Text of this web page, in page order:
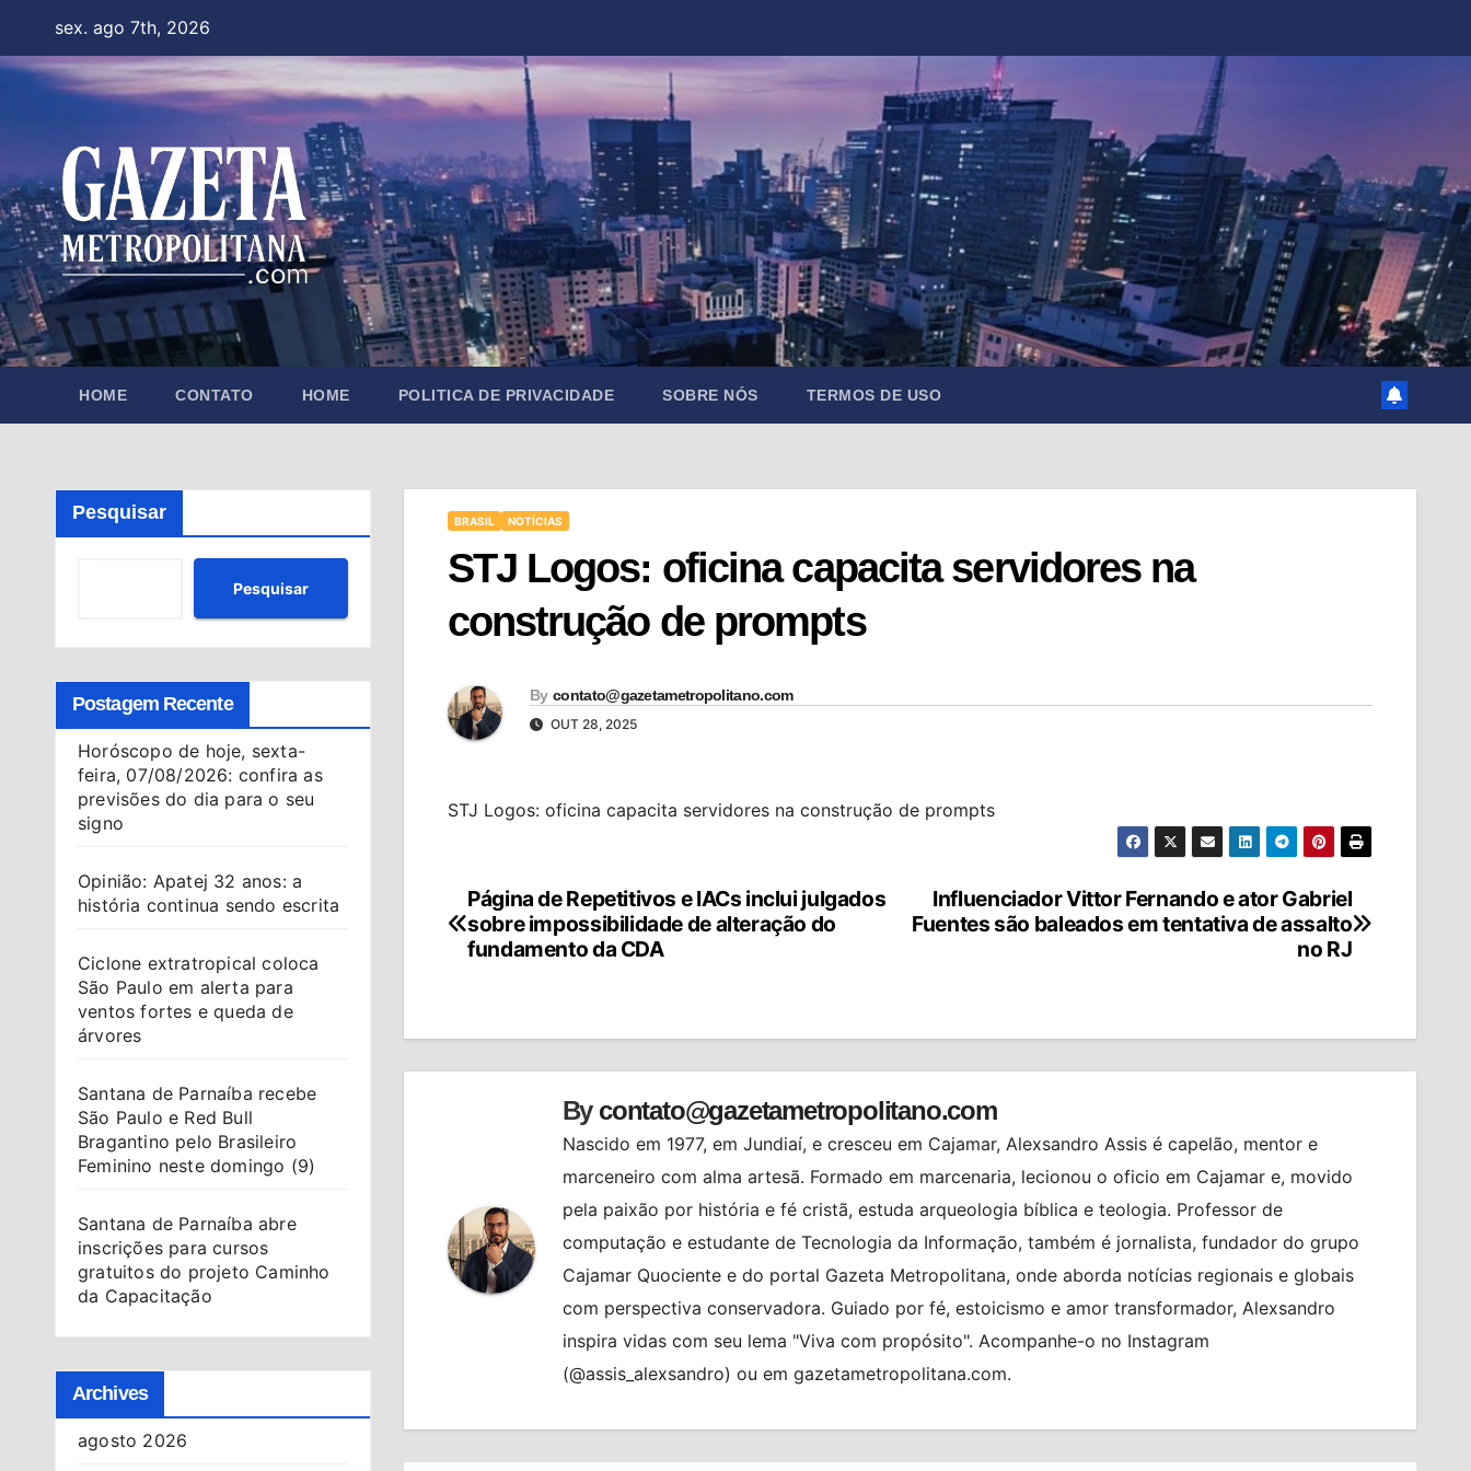
content
sex. ago 7th, 2026
HOME CONTATO HOME POLITICA DE PRIVACIDADE SOBRE NÓS TERMOS DE USO
Pesquisar
Pesquisar
Postagem Recente
Horóscopo de hoje, sexta-
feira, 07/08/2026: confira as
previsões do dia para o seu
signo
Opinião: Apatej 32 anos: a
história continua sendo escrita
Ciclone extratropical coloca
São Paulo em alerta para
ventos fortes e queda de
árvores
Santana de Parnaíba recebe
São Paulo e Red Bull
Bragantino pelo Brasileiro
Feminino neste domingo (9)
Santana de Parnaíba abre
inscrições para cursos
gratuitos do projeto Caminho
da Capacitação
Archives
agosto 2026
BRASIL NOTÍCIAS
STJ Logos: oficina capacita servidores na
construção de prompts
By contato@gazetametropolitano.com
OUT 28, 2025
STJ Logos: oficina capacita servidores na construção de prompts
Navegação
de
Influenciador Vittor Fernando e ator Gabriel
Fuentes são baleados em tentativa de assalto
no RJ
Página de Repetitivos e IACs inclui julgados
sobre impossibilidade de alteração do
fundamento da CDA
By contato@gazetametropolitano.com
Nascido em 1977, em Jundiaí, e cresceu em Cajamar, Alexsandro Assis é capelão, mentor e
marceneiro com alma artesã. Formado em marcenaria, lecionou o oficio em Cajamar e, movido
pela paixão por história e fé cristã, estuda arqueologia bíblica e teologia. Professor de
computação e estudante de Tecnologia da Informação, também é jornalista, fundador do grupo
Cajamar Quociente e do portal Gazeta Metropolitana, onde aborda notícias regionais e globais
com perspectiva conservadora. Guiado por fé, estoicismo e amor transformador, Alexsandro
inspira vidas com seu lema "Viva com propósito". Acompanhe-o no Instagram
(@assis_alexsandro) ou em gazetametropolitana.com.
ALMANAQUE BRASIL
HORÓSCOPO